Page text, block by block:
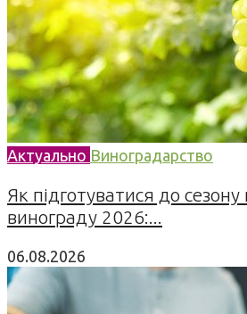
Актуально Виноградарство
Як підготуватися до
винограду 2026:...
06.08.2026